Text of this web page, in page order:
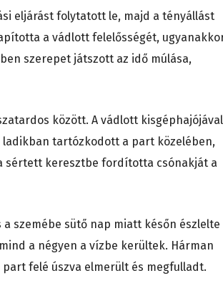
eljárást folytatott le, majd a tényállást
a vádlott felelősségét,
szerepet játszott az idő múlása,
között. A vádlott kisgéphajójával
tartózkodott a part közelében,
sértett keresztbe fordította csónakját a
szemébe sütő nap miatt későn észlelte
a négyen a vízbe kerültek. Hárman
felé úszva elmerült és megfulladt.